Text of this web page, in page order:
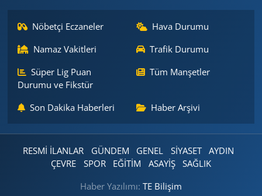
Nöbetçi Eczaneler
Hava Durumu
Namaz Vakitleri
Trafik Durumu
Süper Lig Puan
Durumu ve Fikstür
Tüm Manşetler
Son Dakika Haberleri Haber Arşivi
RESMİ İLANLAR GÜNDEM GENEL SİYASET
AYDIN
ÇEVRE
SPOR EĞİTİM ASAYİŞ
SAĞLIK
Haber Yazılımı: TE Bilişim